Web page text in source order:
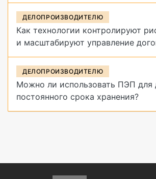
ДЕЛОПРОИЗВОДИТЕЛЮ
Как технологии контролируют
и масштабируют управление
ДЕЛОПРОИЗВОДИТЕЛЮ
Можно ли использовать ПЭП для
постоянного срока хранения?